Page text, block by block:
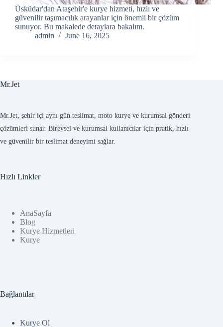
Üsküdar'dan Ataşehir'e kurye hizmeti, hızlı ve
güvenilir taşımacılık arayanlar için önemli bir çözüm
sunuyor. Bu makalede detaylara bakalım.
admin
June 16, 2025
Mr.Jet
Mr.Jet, şehir içi aynı gün teslimat, moto kurye ve kurumsal gönderi
çözümleri sunar. Bireysel ve kurumsal kullanıcılar için pratik, hızlı
ve güvenilir bir teslimat deneyimi sağlar.
Hızlı Linkler
AnaSayfa
Blog
Kurye Hizmetleri
Kurye
Bağlantılar
Kurye Ol